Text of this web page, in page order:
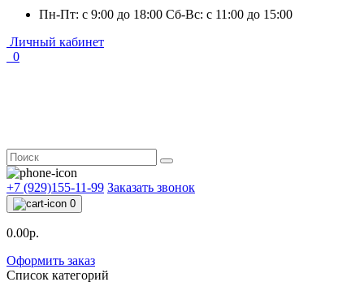
Пн-Пт: с 9:00 до 18:00 Сб-Вс: с 11:00 до 15:00
Личный кабинет
0
+7 (929)155-11-99 Заказать звонок
0
0.00р.
Оформить заказ
Список категорий